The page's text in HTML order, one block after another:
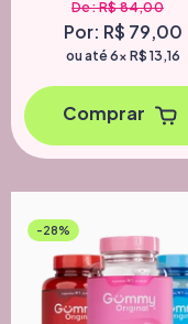
Adicionar
De: R$ 84,00
Por: R$ 79,00
ou até 6x R$ 13,16
Comprar
-28%